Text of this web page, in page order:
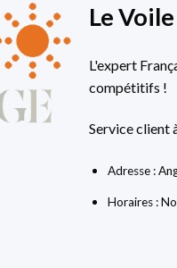
Le
L'expert
compétitifs !
Service client
Adresse :
Horaires :